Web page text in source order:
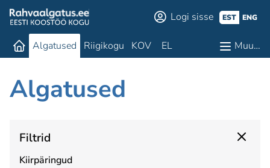
Logi sisse EST ENG
Algatused Riigikogu KOV EL Muu…
Algatused
Filtrid
Kiirpäringud